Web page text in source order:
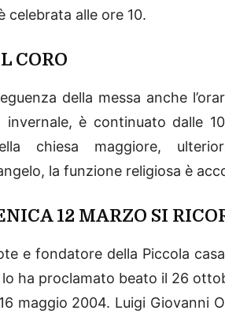
celebrata alle ore 10.
CORO
della messa anche
invernale, è continuato dalle
chiesa maggiore,
la funzione religiosa è
12 MARZO SI
e fondatore della Piccola
lo ha proclamato beato il 26
maggio 2004. Luigi Giovanni